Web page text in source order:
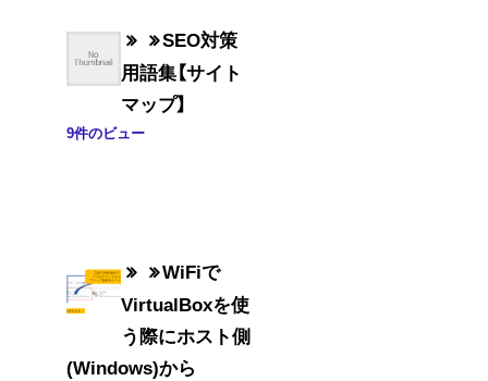
SEO対策
用語集【サイト
マップ】
9件のビュー
WiFiで
VirtualBoxを使
う際にホスト側
(Windows)から